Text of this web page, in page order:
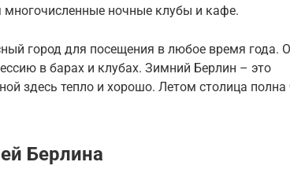
многочисленные ночные клубы и кафе.
город для посещения в любое время года.
в барах и клубах. Зимний Берлин – это
здесь тепло и хорошо. Летом столица полна
Берлина